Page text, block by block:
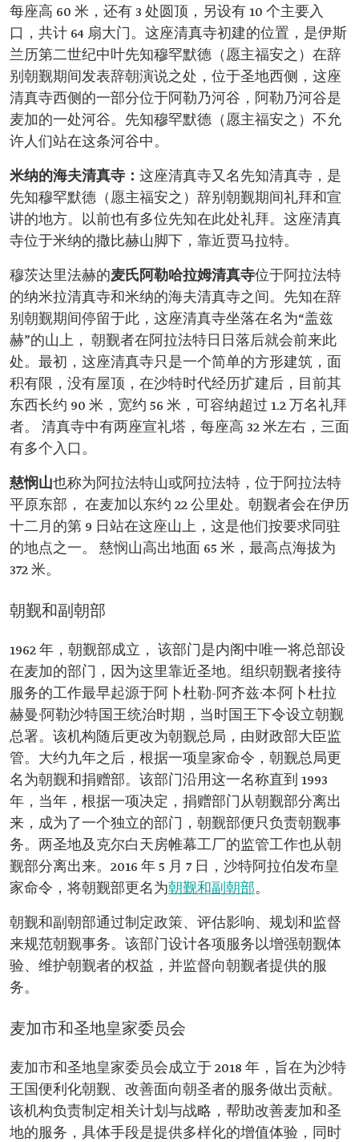
每座高 60 米，还有 3 处圆顶，另设有 10 个主要入
口，共计 64 扇大门。这座清真寺初建的位置，是伊斯
兰历第二世纪中叶先知穆罕默德（愿主福安之）在辞
别朝觐期间发表辞朝演说之处，位于圣地西侧，这座
清真寺西侧的一部分位于阿勒乃河谷，阿勒乃河谷是
麦加的一处河谷。先知穆罕默德（愿主福安之）不允
许人们站在这条河谷中。
米纳的海夫清真寺： 这座清真寺又名先知清真寺，是
先知穆罕默德（愿主福安之）辞别朝觐期间礼拜和宣
讲的地方。以前也有多位先知在此处礼拜。这座清真
寺位于米纳的撒比赫山脚下，靠近贾马拉特。
穆茨达里法赫的麦氏阿勒哈拉姆清真寺位于阿拉法特
的纳米拉清真寺和米纳的海夫清真寺之间。先知在辞
别朝觐期间停留于此，这座清真寺坐落在名为“盖兹
赫”的山上， 朝觐者在阿拉法特日日落后就会前来此
处。最初，这座清真寺只是一个简单的方形建筑，面
积有限，没有屋顶，在沙特时代经历扩建后，目前其
东西长约 90 米，宽约 56 米，可容纳超过 1.2 万名礼拜
者。 清真寺中有两座宣礼塔，每座高 32 米左右，三面
有多个入口。
慈悯山也称为阿拉法特山或阿拉法特，位于阿拉法特
平原东部， 在麦加以东约 22 公里处。朝觐者会在伊历
十二月的第 9 日站在这座山上，这是他们按要求同驻
的地点之一。 慈悯山高出地面 65 米，最高点海拔为
372 米。
朝觐和副朝部
1962 年，朝觐部成立， 该部门是内阁中唯一将总部设
在麦加的部门，因为这里靠近圣地。组织朝觐者接待
服务的工作最早起源于阿卜杜勒-阿齐兹·本·阿卜杜拉
赫曼·阿勒沙特国王统治时期，当时国王下令设立朝觐
总署。该机构随后更改为朝觐总局，由财政部大臣监
管。大约九年之后，根据一项皇家命令，朝觐总局更
名为朝觐和捐赠部。该部门沿用这一名称直到 1993
年，当年，根据一项决定，捐赠部门从朝觐部分离出
来，成为了一个独立的部门，朝觐部便只负责朝觐事
务。两圣地及克尔白天房帷幕工厂的监管工作也从朝
觐部分离出来。2016 年 5 月 7 日，沙特阿拉伯发布皇
家命令，将朝觐部更名为朝觐和副朝部。
朝觐和副朝部通过制定政策、评估影响、规划和监督
来规范朝觐事务。该部门设计各项服务以增强朝觐体
验、维护朝觐者的权益，并监督向朝觐者提供的服
务。
麦加市和圣地皇家委员会
麦加市和圣地皇家委员会成立于 2018 年，旨在为沙特
王国便利化朝觐、改善面向朝圣者的服务做出贡献。
该机构负责制定相关计划与战略，帮助改善麦加和圣
地的服务，具体手段是提供多样化的增值体验，同时